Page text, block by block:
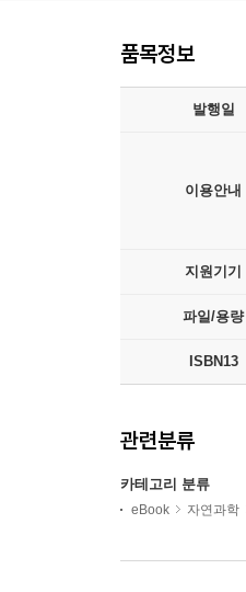
품목정보
발행일
이용안내
지원기기
파일/용량
ISBN13
관련분류
카테고리 분류
eBook 자연과학